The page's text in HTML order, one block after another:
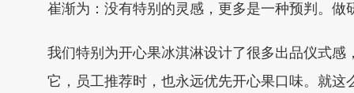
崔渐为：没有特别的灵感，更多是一种预判。
我们特别为开心果冰淇淋设计了很多出品仪式
它，员工推荐时，也永远优先开心果口味。就这